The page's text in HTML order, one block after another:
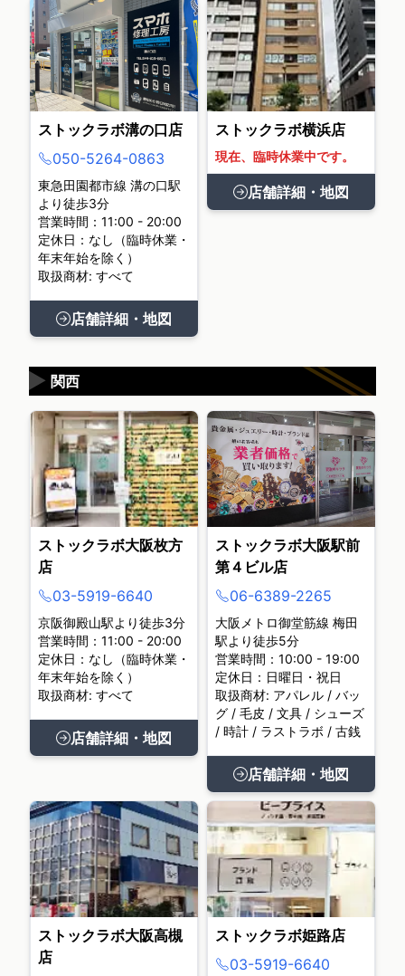
ストックラボ溝の口店
050-5264-0863
東急田園都市線 溝の口駅
より徒歩3分
営業時間：11:00 - 20:00
定休日：なし（臨時休業・
年末年始を除く）
取扱商材: すべて
店舗詳細・地図
ストックラボ横浜店
現在、臨時休業中です。
店舗詳細・地図
関西
▶
ストックラボ大阪枚方
店
03-5919-6640
京阪御殿山駅より徒歩3分
営業時間：11:00 - 20:00
定休日：なし（臨時休業・
年末年始を除く）
取扱商材: すべて
店舗詳細・地図
ストックラボ大阪駅前
第４ビル店
06-6389-2265
大阪メトロ御堂筋線 梅田
駅より徒歩5分
営業時間：10:00 - 19:00
定休日：日曜日・祝日
取扱商材: アパレル / バッ
グ / 毛皮 / 文具 / シューズ
/ 時計 / ラストラボ / 古銭
店舗詳細・地図
ストックラボ大阪高槻
店
ストックラボ姫路店
03-5919-6640